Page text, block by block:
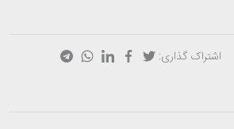
اشتراک گذاری: